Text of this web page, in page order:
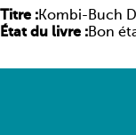
Titre :Kombi-Buch
Sprachbuch
État du livre :Bon